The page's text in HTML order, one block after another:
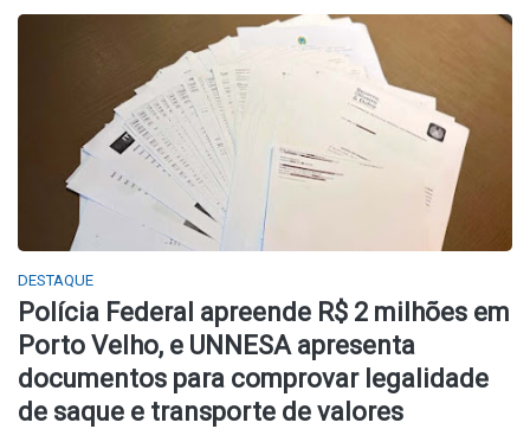
DESTAQUE
Polícia Federal apreende R$ 2 milhões em
Porto Velho, e UNNESA apresenta
documentos para comprovar legalidade
de saque e transporte de valores